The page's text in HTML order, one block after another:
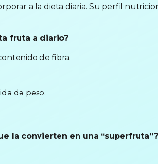
a la dieta diaria. Su perfil
fruta a diario?
de fibra.
de peso.
la convierten en una “superfruta”?